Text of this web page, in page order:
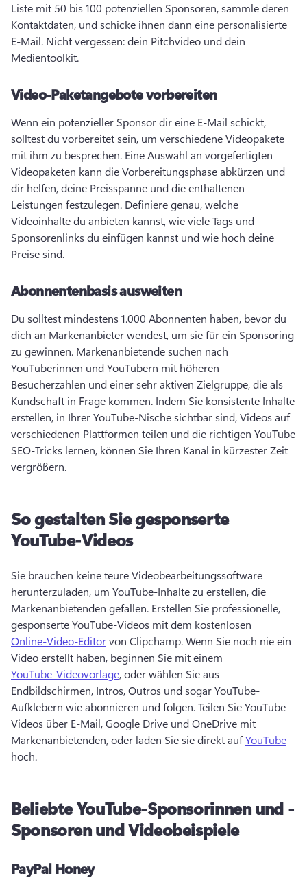
Liste mit 50 bis 100 potenziellen Sponsoren, sammle deren
Kontaktdaten, und schicke ihnen dann eine personalisierte
E-Mail. Nicht vergessen: dein Pitchvideo und dein
Medientoolkit.
Video-Paketangebote vorbereiten
Wenn ein potenzieller Sponsor dir eine E-Mail schickt,
solltest du vorbereitet sein, um verschiedene Videopakete
mit ihm zu besprechen. Eine Auswahl an vorgefertigten
Videopaketen kann die Vorbereitungsphase abkürzen und
dir helfen, deine Preisspanne und die enthaltenen
Leistungen festzulegen. Definiere genau, welche
Videoinhalte du anbieten kannst, wie viele Tags und
Sponsorenlinks du einfügen kannst und wie hoch deine
Preise sind.
Abonnentenbasis ausweiten
Du solltest mindestens 1.000 Abonnenten haben, bevor du
dich an Markenanbieter wendest, um sie für ein Sponsoring
zu gewinnen. Markenanbietende suchen nach
YouTuberinnen und YouTubern mit höheren
Besucherzahlen und einer sehr aktiven Zielgruppe, die als
Kundschaft in Frage kommen. Indem Sie konsistente Inhalte
erstellen, in Ihrer YouTube-Nische sichtbar sind, Videos auf
verschiedenen Plattformen teilen und die richtigen YouTube
SEO-Tricks lernen, können Sie Ihren Kanal in kürzester Zeit
vergrößern.
So gestalten Sie gesponserte
YouTube-Videos
Sie brauchen keine teure Videobearbeitungssoftware
herunterzuladen, um YouTube-Inhalte zu erstellen, die
Markenanbietenden gefallen. Erstellen Sie professionelle,
gesponserte YouTube-Videos mit dem kostenlosen
Online-Video-Editor von Clipchamp. Wenn Sie noch nie ein
Video erstellt haben, beginnen Sie mit einem
YouTube-Videovorlage, oder wählen Sie aus
Endbildschirmen, Intros, Outros und sogar YouTube-
Aufklebern wie abonnieren und folgen. Teilen Sie YouTube-
Videos über E-Mail, Google Drive und OneDrive mit
Markenanbietenden, oder laden Sie sie direkt auf YouTube
hoch.
Beliebte YouTube-Sponsorinnen und -
Sponsoren und Videobeispiele
PayPal Honey